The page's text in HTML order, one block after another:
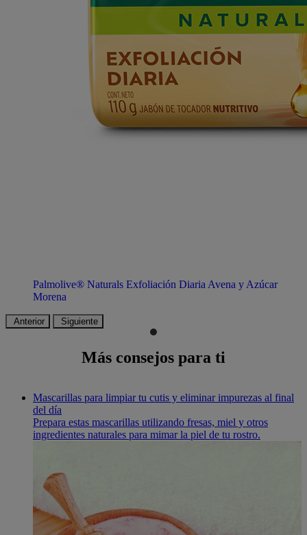
Palmolive® Naturals Exfoliación Diaria Avena y Azúcar
Morena
Anterior Siguiente
Más consejos para ti
Mascarillas para limpiar tu cutis y eliminar impurezas al final
del día
Prepara estas mascarillas utilizando fresas, miel y otros
ingredientes naturales para mimar la piel de tu rostro.